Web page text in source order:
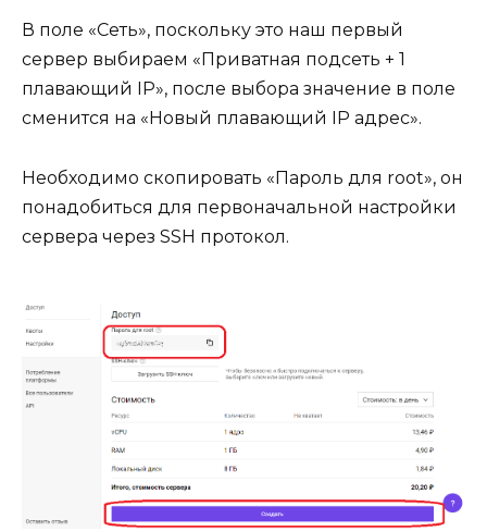
В поле «Сеть», поскольку это наш первый
сервер выбираем «Приватная подсеть + 1
плавающий IP», после выбора значение в поле
сменится на «Новый плавающий IP адрес».
Необходимо скопировать «Пароль для root», он
понадобиться для первоначальной настройки
сервера через SSH протокол.